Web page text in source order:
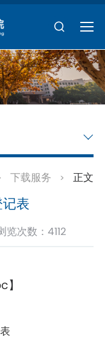
下载服务 > 正文
表
次数： 4112
】